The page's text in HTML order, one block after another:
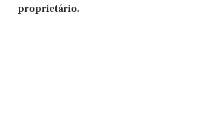
proprietário.